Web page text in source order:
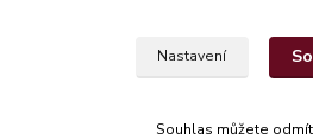
© 2015
Nastavení
Souhlas můžete